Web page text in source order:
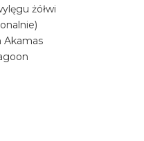
żółwi
Akamas